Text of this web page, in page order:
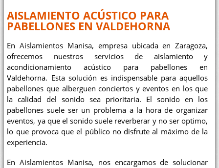
AISLAMIENTO ACÚSTICO PARA
PABELLONES EN VALDEHORNA
En Aislamientos Manisa, empresa ubicada en Zaragoza,
ofrecemos nuestros servicios de aislamiento y
acondicionamiento acústico para pabellones en
Valdehorna. Esta solución es indispensable para aquellos
pabellones que alberguen conciertos y eventos en los que
la calidad del sonido sea prioritaria. El sonido en los
pabellones suele ser un problema a la hora de organizar
eventos, ya que el sonido suele reverberar y no ser optimo,
lo que provoca que el público no disfrute al máximo de la
experiencia.
En Aislamientos Manisa, nos encargamos de solucionar